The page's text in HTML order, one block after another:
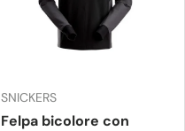
SNICKERS
Felpa bicolore con